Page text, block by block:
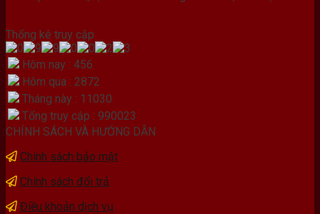
Thống kê truy cập
Hôm nay : 456
Hôm qua : 2872
Tháng này : 11030
Tổng truy cập : 990023
CHÍNH SÁCH VÀ HƯỚNG DẪN
Chính sách bảo mật
Chính sách đổi trả
Điều khoản dịch vụ